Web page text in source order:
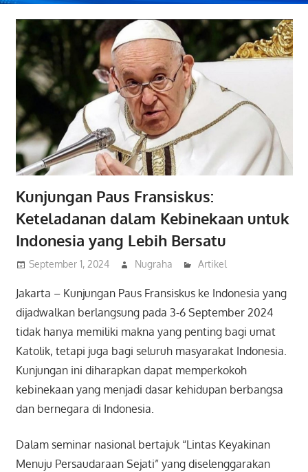
Kunjungan Paus Fransiskus:
Keteladanan dalam Kebinekaan untuk
Indonesia yang Lebih Bersatu
September 1, 2024 Nugraha Artikel
Jakarta – Kunjungan Paus Fransiskus ke Indonesia yang
dijadwalkan berlangsung pada 3-6 September 2024
tidak hanya memiliki makna yang penting bagi umat
Katolik, tetapi juga bagi seluruh masyarakat Indonesia.
Kunjungan ini diharapkan dapat memperkokoh
kebinekaan yang menjadi dasar kehidupan berbangsa
dan bernegara di Indonesia.
Dalam seminar nasional bertajuk “Lintas Keyakinan
Menuju Persaudaraan Sejati” yang diselenggarakan